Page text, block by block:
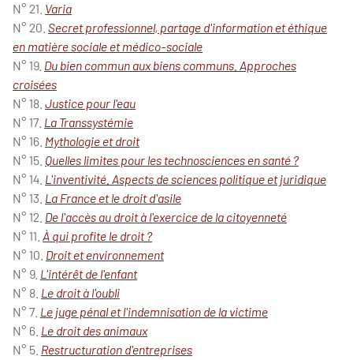
N° 21. Varia
N° 20. Secret professionnel, partage d'information et éthique
en matière sociale et médico-sociale
N° 19. Du bien commun aux biens communs. Approches
croisées
N° 18. Justice pour l'eau
N° 17. La Transsystémie
N° 16. Mythologie et droit
N° 15. Quelles limites pour les technosciences en santé ?
N° 14. L'inventivité. Aspects de sciences politique et juridique
N° 13. La France et le droit d'asile
N° 12. De l'accès au droit à l'exercice de la citoyenneté
N° 11. À qui profite le droit ?
N° 10. Droit et environnement
N° 9. L'intérêt de l'enfant
N° 8. Le droit à l'oubli
N° 7. Le juge pénal et l'indemnisation de la victime
N° 6. Le droit des animaux
N° 5. Restructuration d'entreprises